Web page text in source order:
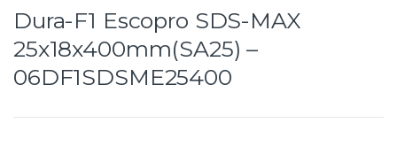
Dura-F1 Escopro SDS-MAX
25x18x400mm(SA25) –
06DF1SDSME25400